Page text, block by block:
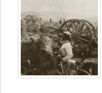
государственной
исторического
Московского
областной
К. Крупской,
исторического